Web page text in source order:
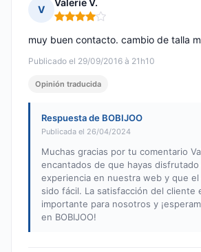
V
Valerie V.
Nota: 4 de 5
Publicado el 29/09/2016 à 21h10
muy buen contacto. cambio de talla
Opinión traducida
Respuesta de BOBIJOO
Publicada el 26/04/2024
Muchas gracias por tu comentario
encantados de que hayas
experiencia en nuestra web y que
sido fácil. La satisfacción del cliente
importante para nosotros y
en BOBIJOO!